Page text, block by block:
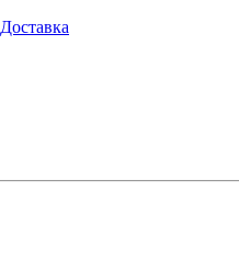
Доставка